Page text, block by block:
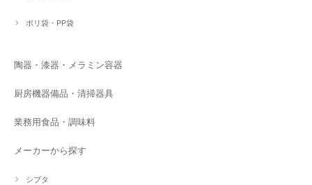
ポリ袋・PP袋
陶器・漆器・メラミン容器
厨房機器備品・清掃器具
業務用食品・調味料
メーカーから探す
シブタ